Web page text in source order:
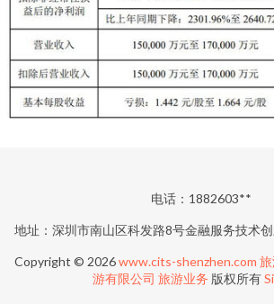
电话：1882603**
地址：深圳市南山区科发路8号金融服务技术
Copyright © 2026www.cits-shenzhen.com
游有限公司 旅游业务 版权所有